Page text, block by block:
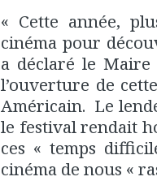
« Cette année,
cinéma pour
a déclaré le
l’ouverture de
Américain. Le
le festival rendait
ces « temps
cinéma de nous «